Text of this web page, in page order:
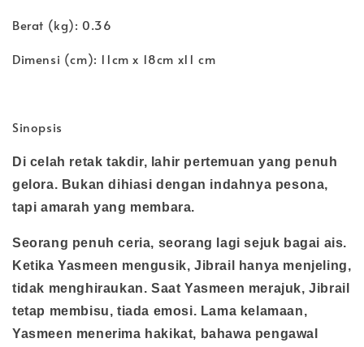
Berat (kg): 0.36
Dimensi (cm): 11cm x 18cm x11 cm
Sinopsis
Di celah retak takdir, lahir pertemuan yang penuh
gelora. Bukan dihiasi dengan indahnya pesona,
tapi amarah yang membara.
Seorang penuh ceria, seorang lagi sejuk bagai ais.
Ketika Yasmeen mengusik, Jibrail hanya menjeling,
tidak menghiraukan. Saat Yasmeen merajuk, Jibrail
tetap membisu, tiada emosi. Lama kelamaan,
Yasmeen menerima hakikat, bahawa pengawal